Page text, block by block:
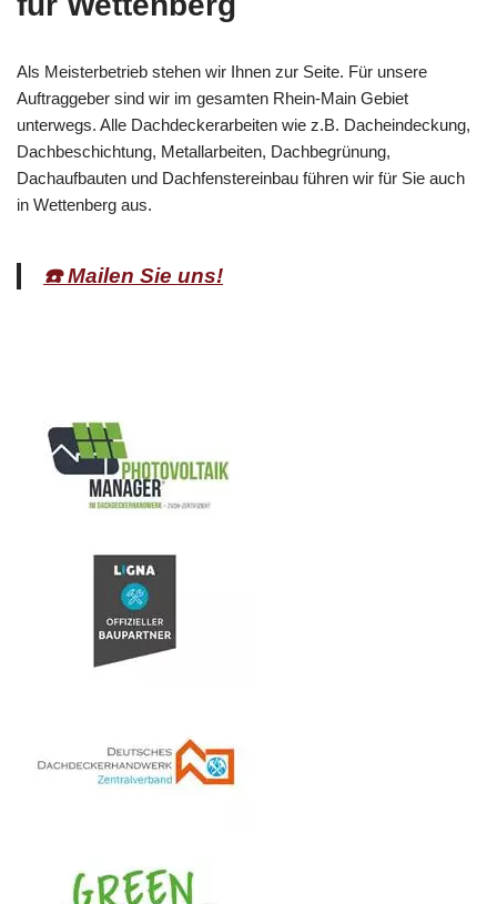
Als Meisterbetrieb stehen wir Ihnen zur Seite. Für unsere
Auftraggeber sind wir im gesamten Rhein-Main Gebiet
unterwegs. Alle Dachdeckerarbeiten wie z.B. Dacheindeckung,
Dachbeschichtung, Metallarbeiten, Dachbegrünung,
Dachaufbauten und Dachfenstereinbau führen wir für Sie auch
in Wettenberg aus.
☎️ Mailen Sie uns!